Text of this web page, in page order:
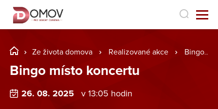
Ze života domova Realizované akce Bingo místo koncertu
Bingo místo koncertu
26. 08. 2025 v 13:05 hodin